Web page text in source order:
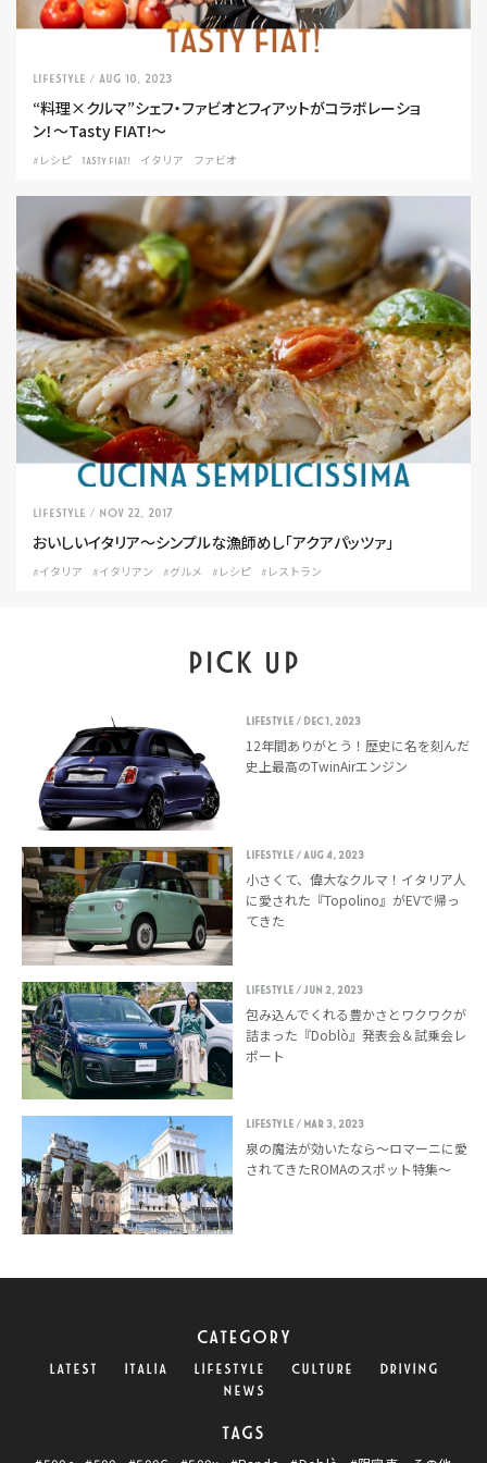
LIFESTYLE / Aug 10, 2023
“料理×クルマ”シェフ・ファビオとフィアットがコラボレーショ
ン！〜Tasty FIAT!〜
#レシピ TASTY FIAT! イタリア ファビオ
LIFESTYLE / Nov 22, 2017
おいしいイタリア〜シンプルな漁師めし「アクアパッツァ」
#イタリア #イタリアン #グルメ #レシピ #レストラン
PICK UP
LIFESTYLE / Dec 1, 2023
12年間ありがとう！歴史に名を刻んだ
史上最高のTwinAirエンジン
LIFESTYLE/ Aug 4, 2023
小さくて、偉大なクルマ！イタリア人
に愛された『Topolino』がEVで帰っ
てきた
LIFESTYLE / Jun 2, 2023
包み込んでくれる豊かさとワクワクが
詰まった『Doblò』発表会＆試乗会レ
ポート
LIFESTYLE/ Mar 3, 2023
泉の魔法が効いたなら〜ロマーニに愛
されてきたROMAのスポット特集〜
CATEGORY
LATEST ITALIA LIFESTYLE CULTURE
DRIVING
NEWS
TAGS